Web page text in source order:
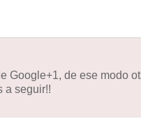
Google+1, de ese modo
a seguir!!